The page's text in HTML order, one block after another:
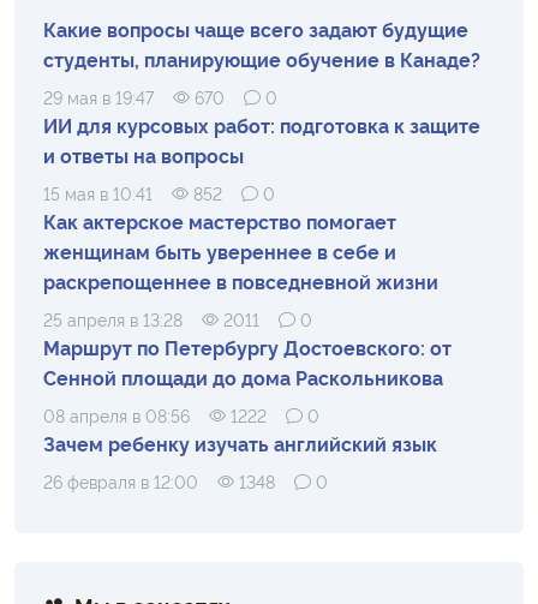
Какие вопросы чаще всего задают будущие
студенты, планирующие обучение в Канаде?
29 мая в 19:47 670 0
ИИ для курсовых работ: подготовка к защите
и ответы на вопросы
15 мая в 10:41 852 0
Как актерское мастерство помогает
женщинам быть увереннее в себе и
раскрепощеннее в повседневной жизни
25 апреля в 13:28 2011 0
Маршрут по Петербургу Достоевского: от
Сенной площади до дома Раскольникова
08 апреля в 08:56 1222 0
Зачем ребенку изучать английский язык
26 февраля в 12:00 1348 0